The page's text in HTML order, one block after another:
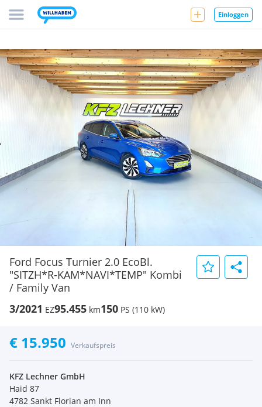
Einloggen
Ford Focus Turnier 2.0 EcoBl.
"SITZH*R-KAM*NAVI*TEMP" Kombi
/ Family Van
3/2021 EZ95.455 km150 PS (110 kW)
€ 15.950 Verkaufspreis
KFZ Lechner GmbH
Haid 87
4782 Sankt Florian am Inn